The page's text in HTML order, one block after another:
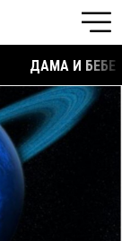
ДАМА И БЕБЕ